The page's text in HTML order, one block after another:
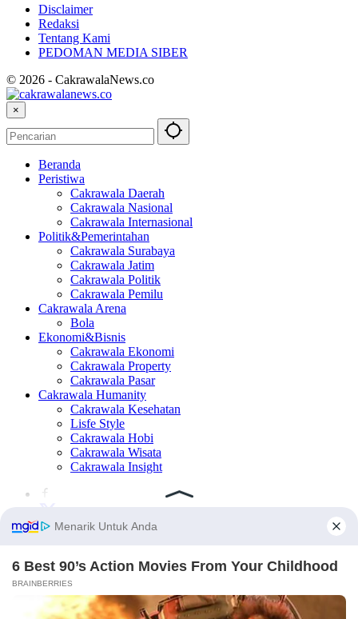
Disclaimer
Redaksi
Tentang Kami
PEDOMAN MEDIA SIBER
© 2026 - CakrawalaNews.co
×
Beranda
Peristiwa
Cakrawala Daerah
Cakrawala Nasional
Cakrawala Internasional
Politik&Pemerintahan
Cakrawala Surabaya
Cakrawala Jatim
Cakrawala Politik
Cakrawala Pemilu
Cakrawala Arena
Bola
Ekonomi&Bisnis
Cakrawala Ekonomi
Cakrawala Property
Cakrawala Pasar
Cakrawala Humanity
Cakrawala Kesehatan
Lisfe Style
Cakrawala Hobi
Cakrawala Wisata
Cakrawala Insight